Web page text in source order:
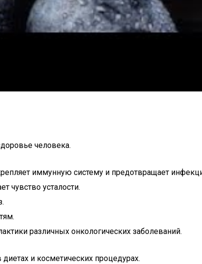
человека.
иммунную систему и предотвращает
чувство усталости.
различных онкологических заболеваний.
и косметических процедурах.